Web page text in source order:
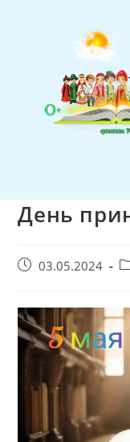
День
Запись03.05.2024